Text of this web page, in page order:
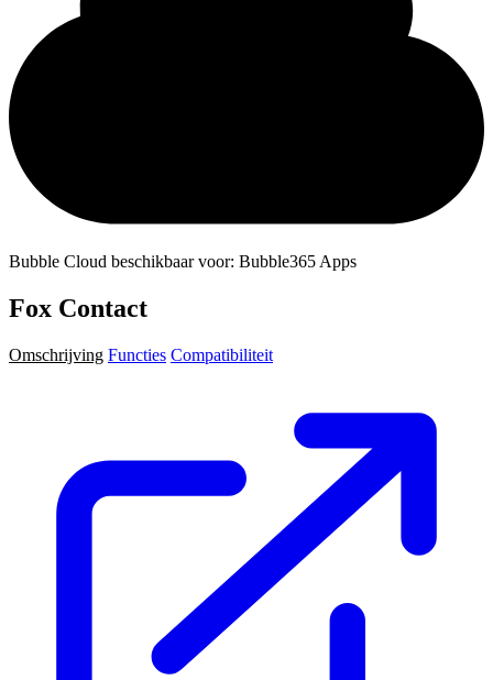
Bubble Cloud beschikbaar voor: Bubble365 Apps
Fox Contact
Omschrijving Functies Compatibiliteit